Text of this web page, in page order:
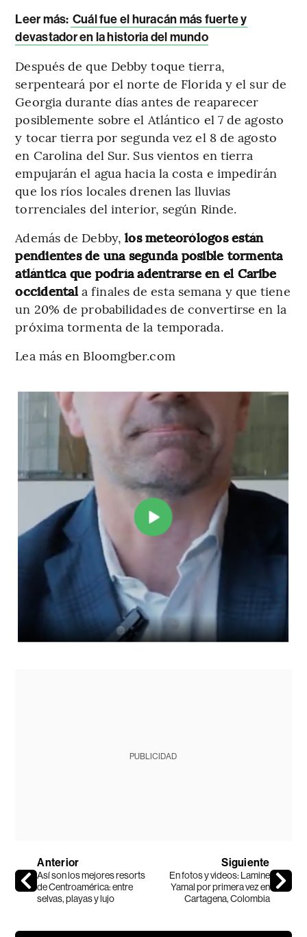
Leer más: Cuál fue el huracán más fuerte y
devastador en la historia del mundo
Después de que Debby toque tierra,
serpenteará por el norte de Florida y el sur de
Georgia durante días antes de reaparecer
posiblemente sobre el Atlántico el 7 de agosto
y tocar tierra por segunda vez el 8 de agosto
en Carolina del Sur. Sus vientos en tierra
empujarán el agua hacia la costa e impedirán
que los ríos locales drenen las lluvias
torrenciales del interior, según Rinde.
Además de Debby,los meteorólogos están
pendientes de una segunda posible tormenta
atlántica que podría adentrarse en el Caribe
occidentala finales de esta semana y que tiene
un 20% de probabilidades de convertirse en la
próxima tormenta de la temporada.
Lea más en Bloomgber.com
PUBLICIDAD
Anterior
Así son los mejores resorts
de Centroamérica: entre
selvas, playas y lujo
Siguiente
En fotos y videos: Lamine
Yamal por primera vez en
Cartagena, Colombia